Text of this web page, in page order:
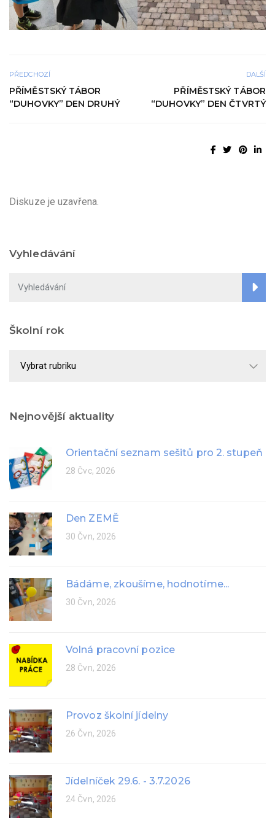
PŘEDCHOZÍ
PŘÍMĚSTSKÝ TÁBOR
“DUHOVKY” DEN DRUHÝ
DALŠÍ
PŘÍMĚSTSKÝ TÁBOR
“DUHOVKY” DEN ČTVRTÝ
Diskuze je uzavřena.
Vyhledávání
Školní rok
rok
Nejnovější aktuality
Orientační seznam sešitů pro 2. stupeň
28 Čvc, 2026
Den ZEMĚ
30 Čvn, 2026
Bádáme, zkoušíme, hodnotíme...
30 Čvn, 2026
Volná pracovní pozice
28 Čvn, 2026
Provoz školní jídelny
26 Čvn, 2026
Jídelníček 29.6. - 3.7.2026
24 Čvn, 2026